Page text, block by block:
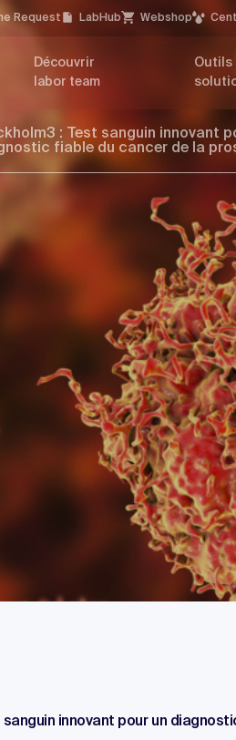
Request LabHub Webshop
Découvrir
labor team
Outils
: Test sanguin innovant
fiable du cancer de la
sanguin innovant pour un